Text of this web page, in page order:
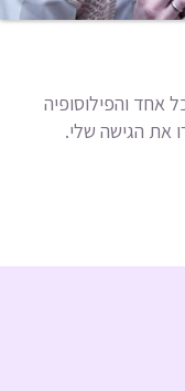
אחד והפילוסופיה
את הגישה שלי.